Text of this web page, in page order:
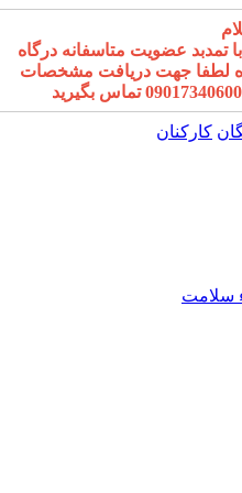
عضویت متاسفانه درگاه
لطفا جهت دریافت مشخصات
کارکنان
سلامت